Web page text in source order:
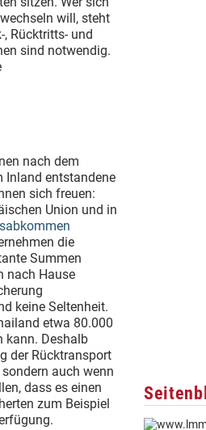
will, steht
Rücktritts- und
sind notwendig.
nach dem
Inland entstandene
sich freuen:
Union und in
die
Summen
nach Hause
keine Seltenheit.
etwa 80.000
kann. Deshalb
der Rücktransport
auch wenn
dass es einen
zum Beispiel